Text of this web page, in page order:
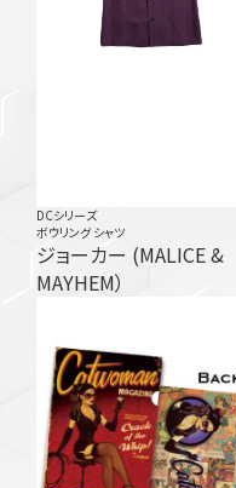
DCシリーズ
ボウリング シャツ
ジョーカー (MALICE &
MAYHEM）